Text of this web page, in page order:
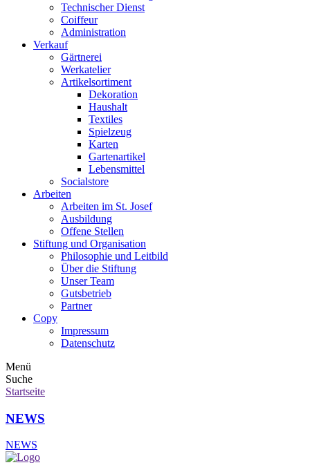
Technischer Dienst
Coiffeur
Administration
Verkauf
Gärtnerei
Werkatelier
Artikelsortiment
Dekoration
Haushalt
Textiles
Spielzeug
Karten
Gartenartikel
Lebensmittel
Socialstore
Arbeiten
Arbeiten im St. Josef
Ausbildung
Offene Stellen
Stiftung und Organisation
Philosophie und Leitbild
Über die Stiftung
Unser Team
Gutsbetrieb
Partner
Copy
Impressum
Datenschutz
Menü
Suche
Startseite
NEWS
NEWS